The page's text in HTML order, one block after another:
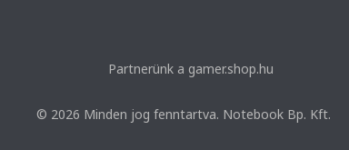
Partnerünk a gamer.shop.hu
© 2026 Minden jog fenntartva. Notebook Bp. Kft.